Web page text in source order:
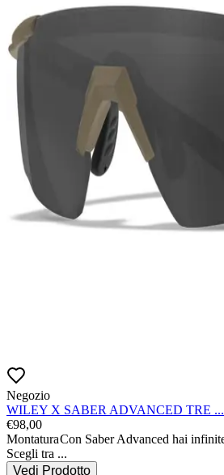
Negozio
WILEY X SABER ADVANCED TRE ...
€98,00
MontaturaCon Saber Advanced hai
Scegli tra ...
Vedi Prodotto